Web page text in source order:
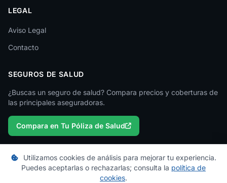
Málaga
Melilla
Murcia
Palencia
Pontevedra
Salamanca
Santa Cruz de Tenerife
LEGAL
Aviso Legal
Contacto
SEGUROS DE SALUD
¿Buscas un seguro de salud? Compara precios y coberturas de
las principales aseguradoras.
Compara en Tu Póliza de Salud
© 2026 micuadromedico.es — Un proyecto de
Utilizamos cookies de análisis para mejorar tu experiencia.
Puedes aceptarlas o rechazarlas; consulta la política de
cookies.